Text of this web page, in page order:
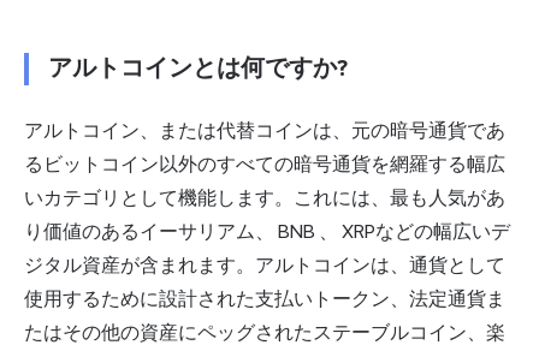
アルトコインとは何ですか?
アルトコイン、または代替コインは、元の暗号通貨であ
るビットコイン以外のすべての暗号通貨を網羅する幅広
いカテゴリとして機能します。これには、最も人気があ
り価値のあるイーサリアム、 BNB 、 XRPなどの幅広いデ
ジタル資産が含まれます。アルトコインは、通貨として
使用するために設計された支払いトークン、法定通貨ま
たはその他の資産にペッグされたステーブルコイン、楽